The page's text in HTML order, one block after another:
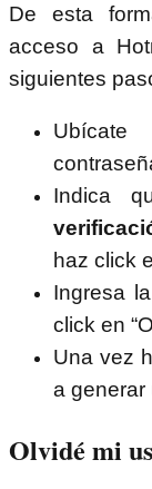
De esta
acceso a
siguientes
Indica
haz click
Ingresa
click en
Una vez
a generar
Olvidé mi